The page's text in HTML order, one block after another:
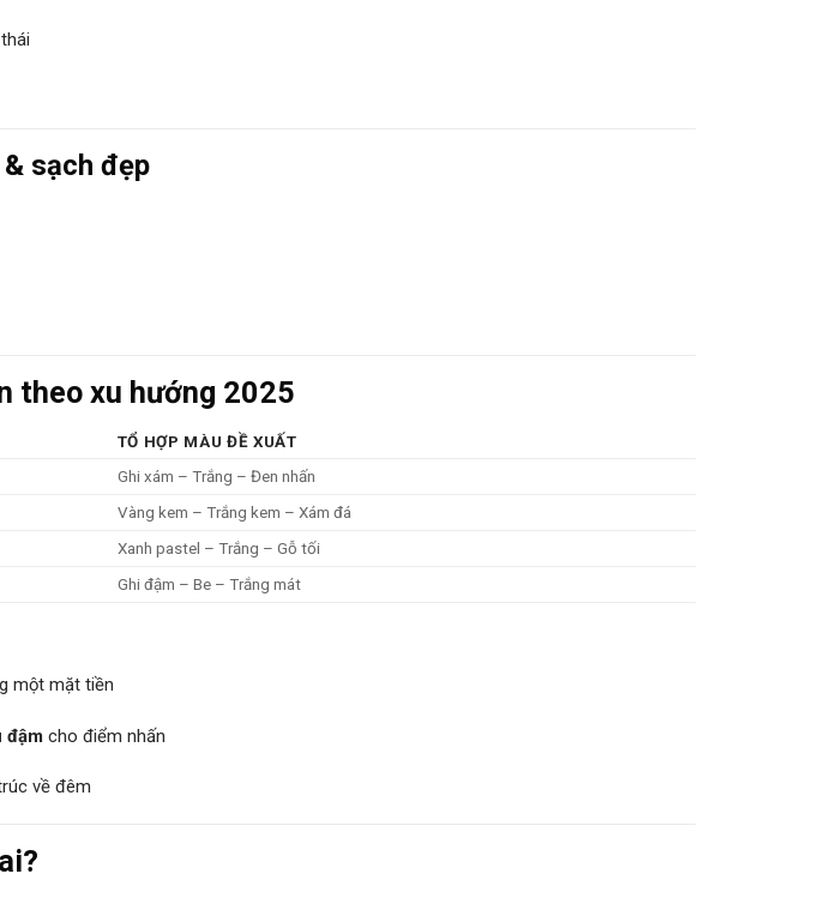
sạch đẹp
theo xu hướng 2025
TỔ HỢP MÀU ĐỀ XUẤT
Ghi xám – Trắng – Đen nhấn
Vàng kem – Trắng kem – Xám đá
Xanh pastel – Trắng – Gỗ tối
Ghi đậm – Be – Trắng mát
một mặt tiền
đậm cho điểm nhấn
về đêm